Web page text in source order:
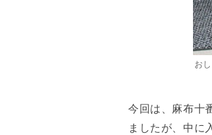
お
今回は、麻布十
ましたが、中に